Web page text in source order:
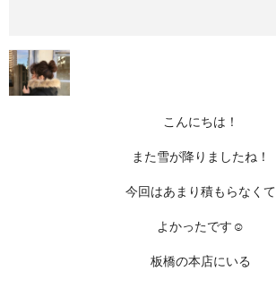
こんにちは！
また雪が降りましたね！
今回はあまり積もらなくて
よかったです☺️
板橋の本店にいる